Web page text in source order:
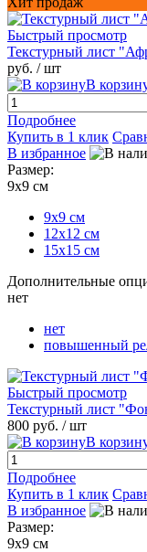
Быстрый просмотр
Текстурный лист
руб. / шт
В
Подробнее
Купить в 1 клик
В избранное
Размер:
9х9 см
9х9 см
12х12 см
15х15 см
Дополнительные
нет
нет
повышенный
Быстрый просмотр
Текстурный лист
800 руб. / шт
В
Подробнее
Купить в 1 клик
В избранное
Размер:
9х9 см